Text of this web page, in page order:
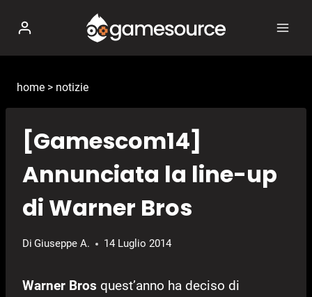
contenuto
home > notizie
[Gamescom14]
Annunciata la line-up
di Warner Bros
Di Giuseppe A. 14 Luglio 2014
Warner Bros quest’anno ha deciso di